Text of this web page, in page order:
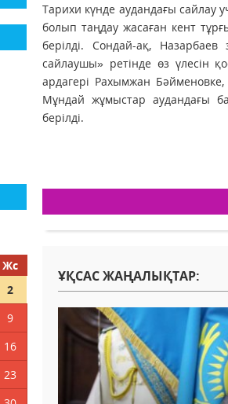
Жс
2
9
16
23
Тарихи күнде аудандағы сайлау
болып таңдау жасаған кент
берілді. Сондай-ақ,
сайлаушы» ретінде өз үлесін
ардагері Рахымжан
Мұндай жұмыстар аудандағы
берілді.
ҰҚСАС ЖАҢАЛЫҚТАР: